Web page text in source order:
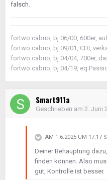
falsch.
fortwo cabrio, bj 06/00, 600er,
fortwo cabrio, bj 09/01, CDI,
fortwo cabrio, bj 04/04, 700er,
fortwo cabrio, bj 04/19, eq
Smart911a
Geschrieben am 2. Juni
AM 1.6.2025 UM 17:17
Deiner Behauptung
finden können. Also
gut, Kontrolle ist besser.